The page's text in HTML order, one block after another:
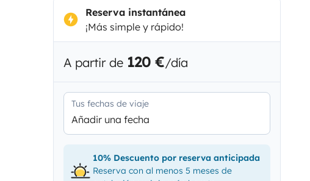
Reserva instantánea
¡Más simple y rápido!
A partir de 120 €/día
Tus fechas de viaje
Añadir una fecha
10% Descuento por reserva anticipada
Reserva con al menos 5 meses de